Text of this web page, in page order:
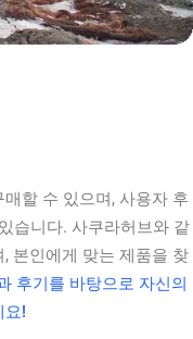
할 수 있으며, 사용자 후
습니다. 사쿠라허브와 같
본인에게 맞는 제품을 찾
후기를 바탕으로 자신의
요!